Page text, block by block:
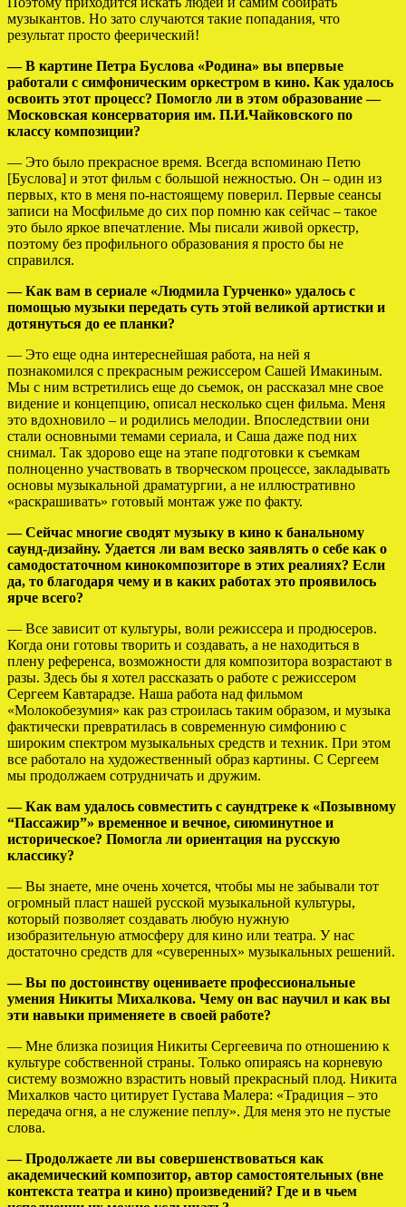
музыкантов. Но зато случаются такие попадания, что
результат просто феерический!
— В картине Петра Буслова «Родина» вы впервые
работали с симфоническим оркестром в кино. Как удалось
освоить этот процесс? Помогло ли в этом образование —
Московская консерватория им. П.И.Чайковского по
классу композиции?
— Это было прекрасное время. Всегда вспоминаю Петю
[Буслова] и этот фильм с большой нежностью. Он – один из
первых, кто в меня по-настоящему поверил. Первые сеансы
записи на Мосфильме до сих пор помню как сейчас – такое
это было яркое впечатление. Мы писали живой оркестр,
поэтому без профильного образования я просто бы не
справился.
— Как вам в сериале «Людмила Гурченко» удалось с
помощью музыки передать суть этой великой артистки и
дотянуться до ее планки?
— Это еще одна интереснейшая работа, на ней я
познакомился с прекрасным режиссером Сашей Имакиным.
Мы с ним встретились еще до сьемок, он рассказал мне свое
видение и концепцию, описал несколько сцен фильма. Меня
это вдохновило – и родились мелодии. Впоследствии они
стали основными темами сериала, и Саша даже под них
снимал. Так здорово еще на этапе подготовки к съемкам
полноценно участвовать в творческом процессе, закладывать
основы музыкальной драматургии, а не иллюстративно
«раскрашивать» готовый монтаж уже по факту.
— Сейчас многие сводят музыку в кино к банальному
саунд-дизайну. Удается ли вам веско заявлять о себе как о
самодостаточном кинокомпозиторе в этих реалиях? Если
да, то благодаря чему и в каких работах это проявилось
ярче всего?
— Все зависит от культуры, воли режиссера и продюсеров.
Когда они готовы творить и создавать, а не находиться в
плену референса, возможности для композитора возрастают в
разы. Здесь бы я хотел рассказать о работе с режиссером
Сергеем Кавтарадзе. Наша работа над фильмом
«Молокобезумия» как раз строилась таким образом, и музыка
фактически превратилась в современную симфонию с
широким спектром музыкальных средств и техник. При этом
все работало на художественный образ картины. С Сергеем
мы продолжаем сотрудничать и дружим.
— Как вам удалось совместить с саундтреке к «Позывному
“Пассажир”» временное и вечное, сиюминутное и
историческое? Помогла ли ориентация на русскую
классику?
— Вы знаете, мне очень хочется, чтобы мы не забывали тот
огромный пласт нашей русской музыкальной культуры,
который позволяет создавать любую нужную
изобразительную атмосферу для кино или театра. У нас
достаточно средств для «суверенных» музыкальных решений.
— Вы по достоинству оцениваете профессиональные
умения Никиты Михалкова. Чему он вас научил и как вы
эти навыки применяете в своей работе?
— Мне близка позиция Никиты Сергеевича по отношению к
культуре собственной страны. Только опираясь на корневую
систему возможно взрастить новый прекрасный плод. Никита
Михалков часто цитирует Густава Малера: «Традиция – это
передача огня, а не служение пеплу». Для меня это не пустые
слова.
— Продолжаете ли вы совершенствоваться как
академический композитор, автор самостоятельных (вне
контекста театра и кино) произведений? Где и в чьем